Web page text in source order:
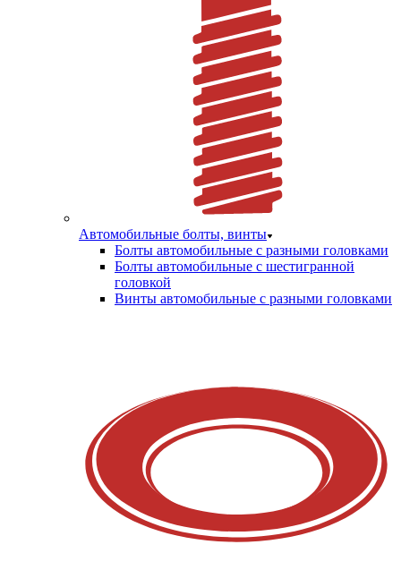
Автомобильные болты, винты
Болты автомобильные с разными головками
Болты автомобильные с шестигранной
головкой
Винты автомобильные с разными головками